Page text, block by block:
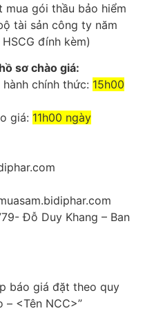
mua gói thầu bảo hiểm
tài sản công ty năm
đính kèm)
sơ chào giá:
chính thức: 15h00
giá: 11h00 ngày
Đỗ Duy Khang – Ban
báo giá đặt theo quy
– <Tên NCC>”